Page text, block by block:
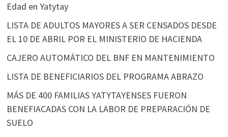
Edad en Yatytay
LISTA DE ADULTOS MAYORES A SER CENSADOS DESDE
EL 10 DE ABRIL POR EL MINISTERIO DE HACIENDA
CAJERO AUTOMÁTICO DEL BNF EN MANTENIMIENTO
LISTA DE BENEFICIARIOS DEL PROGRAMA ABRAZO
MÁS DE 400 FAMILIAS YATYTAYENSES FUERON
BENEFIACADAS CON LA LABOR DE PREPARACIÓN DE
SUELO